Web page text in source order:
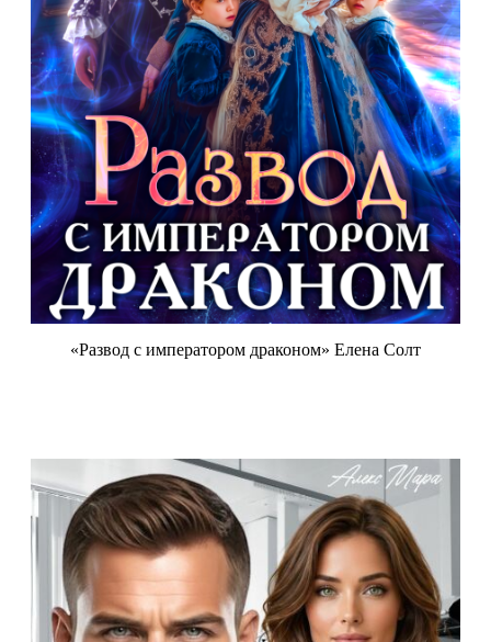
«Развод с императором драконом» Елена Солт